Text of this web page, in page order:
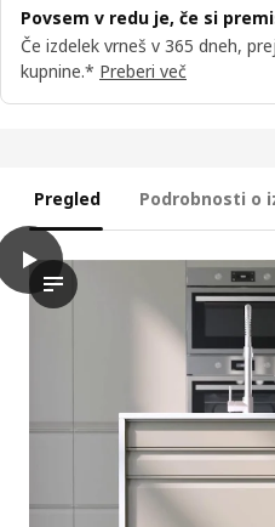
Povsem v redu je, če si
Če izdelek vrneš v 365 dneh,
kupnine.* Preberi več
Pregled Podrobnosti o
play
Video prikazuje
METOD Viseča omarica s